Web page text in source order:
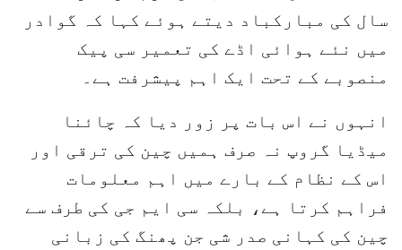
سال کی مبارکباد دیتے ہوئے کہا کہ گوادر
میں نئے ہوائی اڈے کی تعمیر سی پیک
منصوبے کے تحت ایک اہم پیشرفت ہے۔
انہوں نے اس بات پر زور دیا کہ چائنا
میڈیا گروپ نہ صرف ہمیں چین کی ترقی اور
اس کے نظام کے بارے میں اہم معلومات
فراہم کرتا ہے، بلکہ سی ایم جی کی طرف سے
چین کی کہانی صدر شی جن پھنگ کی زبانی